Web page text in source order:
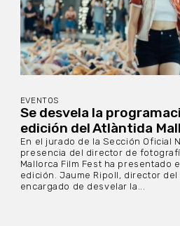
EVENTOS
Se desvela la
edición del Atlàntida
En el jurado de la Sección Oficial
presencia del director de
Mallorca Film Fest ha presentado
edición. Jaume Ripoll, director
encargado de desvelar la...